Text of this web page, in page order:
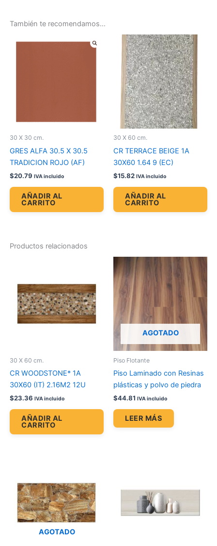
También te recomendamos…
30 X 30 cm.
GRES ALFA 30.5 X 30.5
TRADICION ROJO (AF)
$20.79 IVA incluido
AÑADIR AL
CARRITO
30 X 60 cm.
CR TERRACE BEIGE 1A
30X60 1.64 9 (EC)
$15.82 IVA incluido
AÑADIR AL
CARRITO
Productos relacionados
30 X 60 cm.
CR WOODSTONE* 1A
30X60 (IT) 2.16M2 12U
$23.36 IVA incluido
AÑADIR AL
CARRITO
AGOTADO
Piso Flotante
Piso Laminado con Resinas
plásticas y polvo de piedra
$44.81 IVA incluido
LEER MÁS
AGOTADO